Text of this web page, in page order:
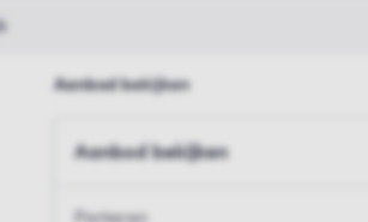
Aanbod bekijken
Aanbod bekijken
Parkeren